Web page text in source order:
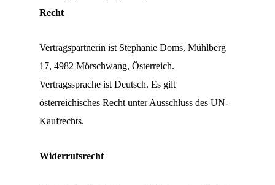
Recht
Vertragspartnerin ist Stephanie Doms, Mühlberg
17, 4982 Mörschwang, Österreich.
Vertragssprache ist Deutsch. Es gilt
österreichisches Recht unter Ausschluss des UN-
Kaufrechts.
Widerrufsrecht